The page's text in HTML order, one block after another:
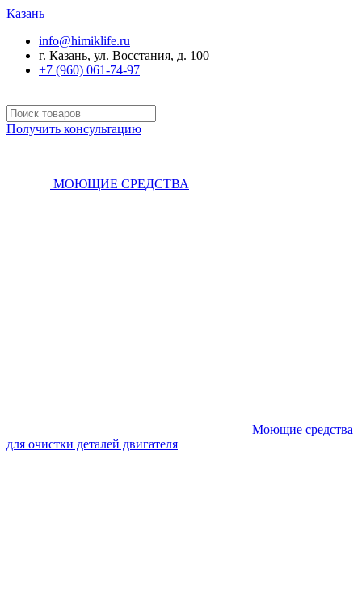
Казань
info@himiklife.ru
г. Казань, ул. Восстания, д. 100
+7 (960) 061-74-97
Получить консультацию
МОЮЩИЕ СРЕДСТВА
Моющие средства
для очистки деталей двигателя